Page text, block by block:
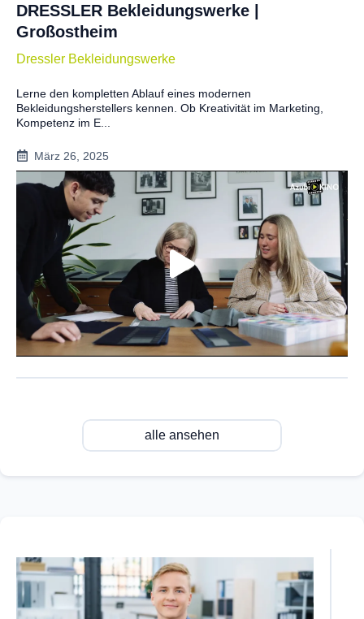
DRESSLER Bekleidungswerke |
Großostheim
Dressler Bekleidungswerke
Lerne den kompletten Ablauf eines modernen
Bekleidungsherstellers kennen. Ob Kreativität im Marketing,
Kompetenz im E...
März 26, 2025
alle ansehen